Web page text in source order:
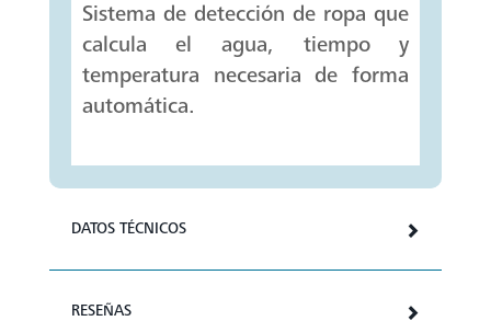
Sistema de detección de ropa que
calcula el agua, tiempo y
temperatura necesaria de forma
automática.
DATOS TÉCNICOS
RESEÑAS